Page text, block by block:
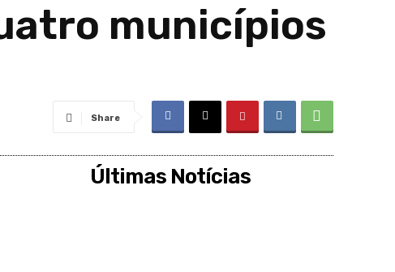
municípios
Share
Últimas Notícias